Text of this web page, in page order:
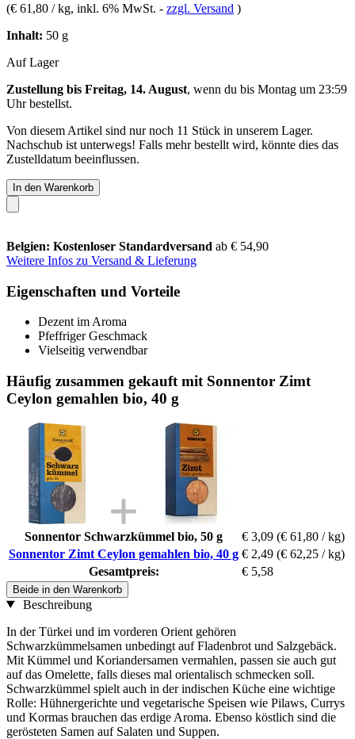
(€ 61,80 / kg, inkl. 6% MwSt. - zzgl. Versand )
Inhalt: 50 g
Auf Lager
Zustellung bis Freitag, 14. August, wenn du bis Montag um 23:59
Uhrbestellst.
Von diesem Artikel sind nur noch 11 Stück in unserem Lager.
Nachschub ist unterwegs! Falls mehr bestellt wird, könnte dies das
Zustelldatum beeinflussen.
In den Warenkorb
Belgien: Kostenloser Standardversand ab € 54,90
Weitere Infos zu Versand & Lieferung
Eigenschaften und Vorteile
Dezent im Aroma
Pfeffriger Geschmack
Vielseitig verwendbar
Häufig zusammen gekauft mit Sonnentor Zimt
Ceylon gemahlen bio, 40 g
Sonnentor Schwarzkümmel bio, 50 g € 3,09 (€ 61,80 / kg)
Sonnentor Zimt Ceylon gemahlen bio, 40 g € 2,49 (€ 62,25 / kg)
Gesamtpreis:
€ 5,58
Beide in den Warenkorb
Beschreibung
In der Türkei und im vorderen Orient gehören
Schwarzkümmelsamen unbedingt auf Fladenbrot und Salzgebäck.
Mit Kümmel und Koriandersamen vermahlen, passen sie auch gut
auf das Omelette, falls dieses mal orientalisch schmecken soll.
Schwarzkümmel spielt auch in der indischen Küche eine wichtige
Rolle: Hühnergerichte und vegetarische Speisen wie Pilaws, Currys
und Kormas brauchen das erdige Aroma. Ebenso köstlich sind die
gerösteten Samen auf Salaten und Suppen.